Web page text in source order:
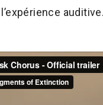
auditive.